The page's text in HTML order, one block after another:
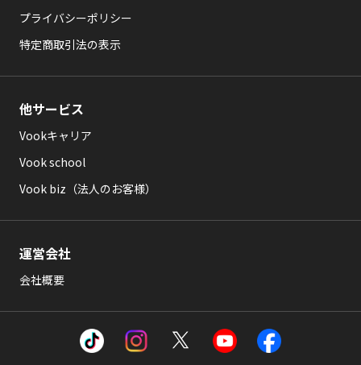
プライバシーポリシー
特定商取引法の表示
他サービス
Vookキャリア
Vook school
Vook biz（法人のお客様）
運営会社
会社概要